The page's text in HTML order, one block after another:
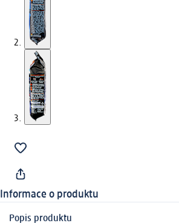
Informace o produktu
Popis produktu